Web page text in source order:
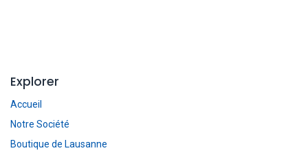
Explorer
Accueil
Notre Société
Boutique de Lausanne